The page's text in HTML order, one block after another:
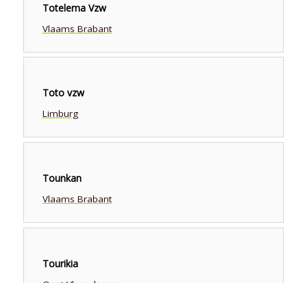
Totelema Vzw
Vlaams Brabant
Toto vzw
Limburg
Tounkan
Vlaams Brabant
Tourikia